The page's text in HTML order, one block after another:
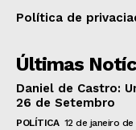
Política de
Últimas
Daniel de Castro:
26 de Setembro
POLÍTICA 12 de janeiro